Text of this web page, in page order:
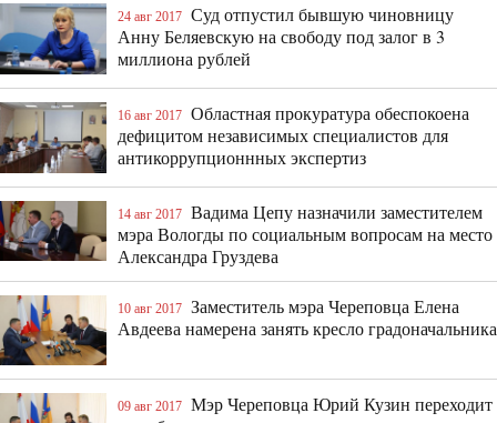
24 авг 2017 Суд отпустил бывшую чиновницу
Анну Беляевскую на свободу под залог в 3
миллиона рублей
16 авг 2017 Областная прокуратура обеспокоена
дефицитом независимых специалистов для
антикоррупционнных экспертиз
14 авг 2017 Вадима Цепу назначили заместителем
мэра Вологды по социальным вопросам на место
Александра Груздева
10 авг 2017 Заместитель мэра Череповца Елена
Авдеева намерена занять кресло градоначальника
09 авг 2017 Мэр Череповца Юрий Кузин переходит